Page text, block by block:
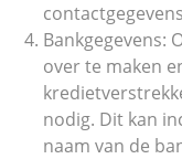
Bankgegevens:
over te maken
nodig. Dit kan
naam van de